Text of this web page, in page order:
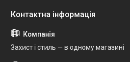
Захист і стиль — в одному магазині